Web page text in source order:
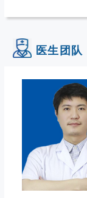
医生团队